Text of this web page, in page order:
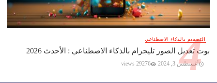
التصميم بالذكاء الاصطناعي
بوت تعديل الصور تليجرام بالذكاء الاصطناعي : الأحدث 2026
أغسطس 3, 2024 29276 views